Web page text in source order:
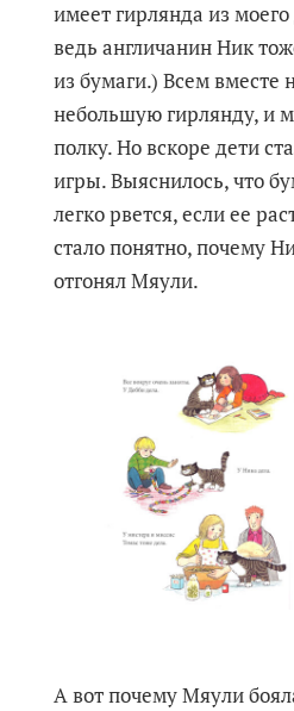
имеет гирлянда из моего
ведь англичанин Ник
из бумаги.) Всем вместе
небольшую гирлянду, и
полку. Но вскоре дети
игры. Выяснилось, что
легко рвется, если ее
стало понятно, почему
отгонял Мяули.
А вот почему Мяули